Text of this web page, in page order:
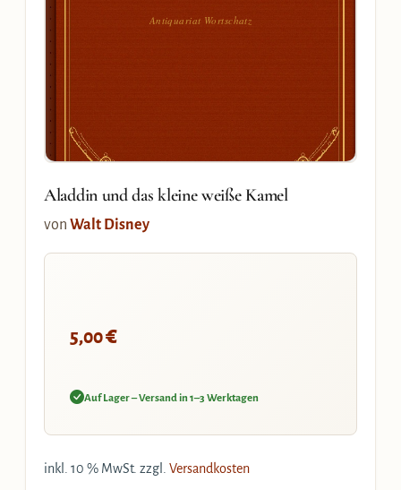
Antiquariat Wortschatz
Aladdin und das kleine weiße Kamel
von Walt Disney
5,00€
Auf Lager – Versand in 1–3 Werktagen
inkl. 10 % MwSt. zzgl. Versandkosten